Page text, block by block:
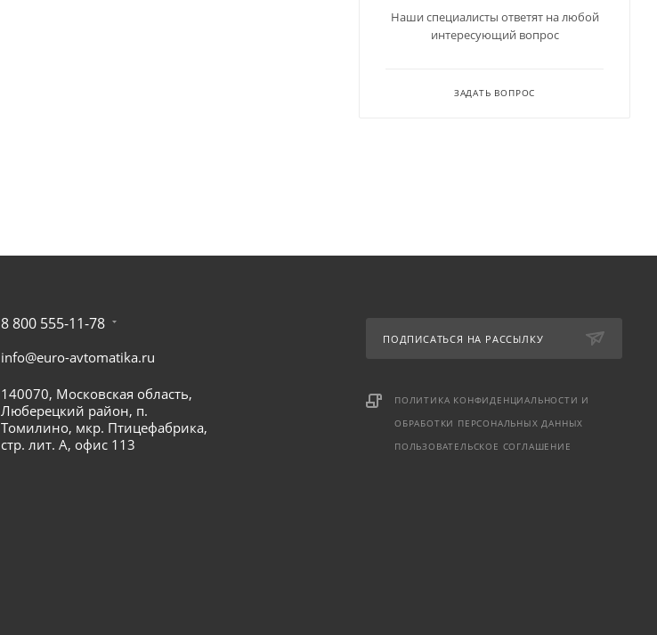
Наши специалисты ответят на любой
интересующий вопрос
ЗАДАТЬ ВОПРОС
8 800 555-11-78
info@euro-avtomatika.ru
140070, Московская область,
Люберецкий район, п.
Томилино, мкр. Птицефабрика,
стр. лит. А, офис 113
ПОДПИСАТЬСЯ НА РАССЫЛКУ
ПОЛИТИКА КОНФИДЕНЦИАЛЬНОСТИ И
ОБРАБОТКИ ПЕРСОНАЛЬНЫХ ДАННЫХ
ПОЛЬЗОВАТЕЛЬСКОЕ СОГЛАШЕНИЕ